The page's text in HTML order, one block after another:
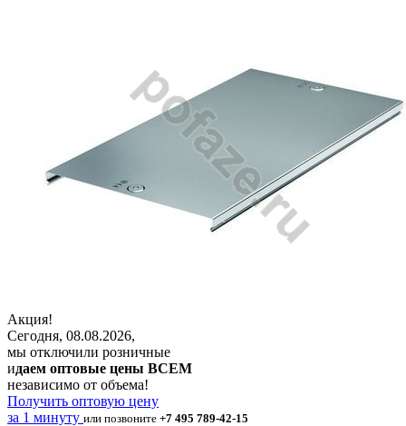
Акция!
Сегодня, 08.08.2026,
мы отключили розничные
идаем оптовые цены ВСЕМ
независимо от объема!
Получить оптовую цену
за 1 минуту или позвоните +7 495 789-42-15